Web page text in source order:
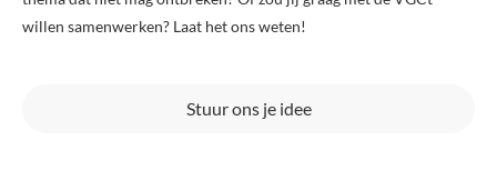
willen samenwerken? Laat het ons weten!
Stuur ons je idee